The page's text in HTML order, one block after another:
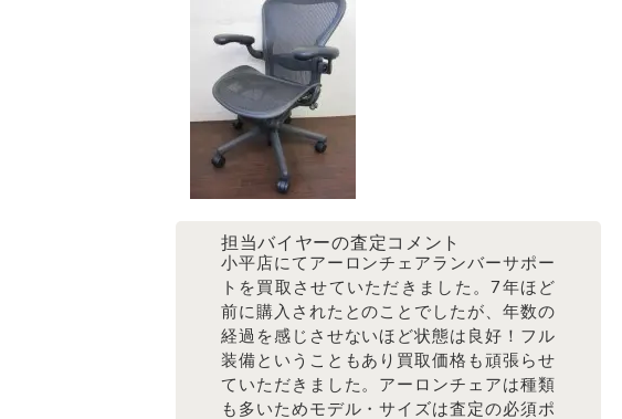
担当バイヤーの査定コメント
小平店にてアーロンチェアランバーサポー
トを買取させていただきました。7年ほど
前に購入されたとのことでしたが、年数の
経過を感じさせないほど状態は良好！フル
装備ということもあり買取価格も頑張らせ
ていただきました。アーロンチェアは種類
も多いためモデル・サイズは査定の必須ポ